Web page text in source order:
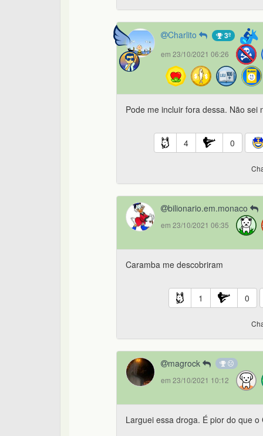
Charlito 3º
em 23/10/2021 06:26
Pode me incluir fora dessa. Não
4 0
bilionario.em.monaco
em 23/10/2021 06:35
Caramba me descobriram
1 0
magrock
em 23/10/2021 10:12
Larguei essa droga. É pior do que